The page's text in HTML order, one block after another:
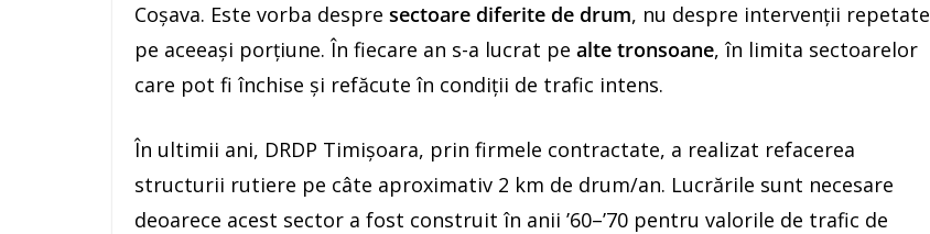
Coșava. Este vorba despre sectoare diferite de drum, nu despre intervenții repetate
pe aceeași porțiune. În fiecare an s-a lucrat pe alte tronsoane, în limita sectoarelor
care pot fi închise și refăcute în condiții de trafic intens.
În ultimii ani, DRDP Timișoara, prin firmele contractate, a realizat refacerea
structurii rutiere pe câte aproximativ 2 km de drum/an. Lucrările sunt necesare
deoarece acest sector a fost construit în anii ’60–’70 pentru valorile de trafic de